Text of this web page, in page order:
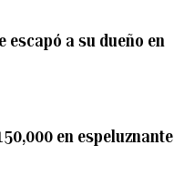
escapó a su dueño en
en espeluznante